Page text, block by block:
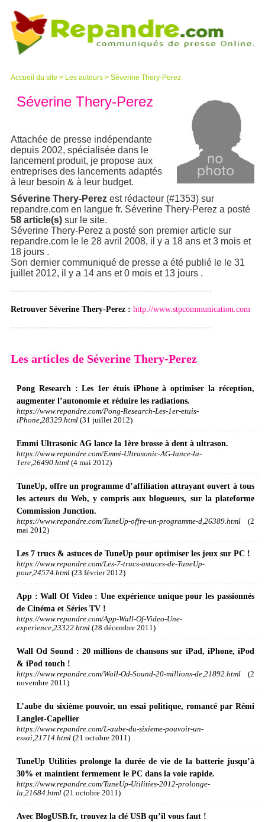
Accueil du site > Les auteurs > Séverine Thery-Perez
Séverine Thery-Perez
Attachée de presse indépendante
depuis 2002, spécialisée dans le
lancement produit, je propose aux
entreprises des lancements adaptés
à leur besoin & à leur budget.
Séverine Thery-Perez est rédacteur (#1353) sur
repandre.com en langue fr. Séverine Thery-Perez a posté
58 article(s) sur le site.
Séverine Thery-Perez a posté son premier article sur
repandre.com le le 28 avril 2008, il y a 18 ans et 3 mois et
18 jours .
Son dernier communiqué de presse a été publié le le 31
juillet 2012, il y a 14 ans et 0 mois et 13 jours .
Retrouver Séverine Thery-Perez : http://www.stpcommunication.com
Les articles de Séverine Thery-Perez
Pong Research : Les 1er étuis iPhone à optimiser la réception,
augmenter l’autonomie et réduire les radiations.
https://www.repandre.com/Pong-Research-Les-1er-etuis-
iPhone,28329.html (31 juillet 2012)
Emmi Ultrasonic AG lance la 1ère brosse à dent à ultrason.
https://www.repandre.com/Emmi-Ultrasonic-AG-lance-la-
1ere,26490.html (4 mai 2012)
TuneUp, offre un programme d’affiliation attrayant ouvert à tous
les acteurs du Web, y compris aux blogueurs, sur la plateforme
Commission Junction.
https://www.repandre.com/TuneUp-offre-un-programme-d,26389.html (2
mai 2012)
Les 7 trucs & astuces de TuneUp pour optimiser les jeux sur PC !
https://www.repandre.com/Les-7-trucs-astuces-de-TuneUp-
pour,24574.html (23 février 2012)
App : Wall Of Video : Une expérience unique pour les passionnés
de Cinéma et Séries TV !
https://www.repandre.com/App-Wall-Of-Video-Une-
experience,23322.html (28 décembre 2011)
Wall Od Sound : 20 millions de chansons sur iPad, iPhone, iPod
& iPod touch !
https://www.repandre.com/Wall-Od-Sound-20-millions-de,21892.html (2
novembre 2011)
L’aube du sixième pouvoir, un essai politique, romancé par Rémi
Langlet-Capellier
https://www.repandre.com/L-aube-du-sixieme-pouvoir-un-
essai,21714.html (21 octobre 2011)
TuneUp Utilities prolonge la durée de vie de la batterie jusqu’à
30% et maintient fermement le PC dans la voie rapide.
https://www.repandre.com/TuneUp-Utilities-2012-prolonge-
la,21684.html (21 octobre 2011)
Avec BlogUSB.fr, trouvez la clé USB qu’il vous faut !